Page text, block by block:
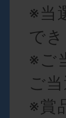
※当
で
※ご
ご
※賞